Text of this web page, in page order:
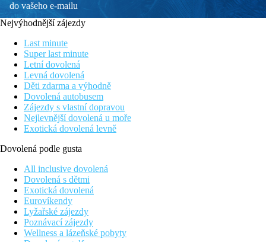
do vašeho e-mailu
Nejvýhodnější zájezdy
Last minute
Super last minute
Letní dovolená
Levná dovolená
Děti zdarma a výhodně
Dovolená autobusem
Zájezdy s vlastní dopravou
Nejlevnější dovolená u moře
Exotická dovolená levně
Dovolená podle gusta
All inclusive dovolená
Dovolená s dětmi
Exotická dovolená
Eurovíkendy
Lyžařské zájezdy
Poznávací zájezdy
Wellness a lázeňské pobyty